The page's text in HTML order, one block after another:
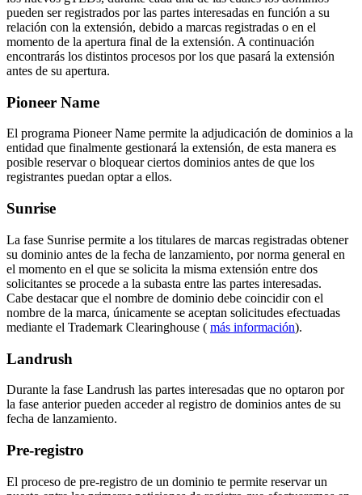
pueden ser registrados por las partes interesadas en función a su
relación con la extensión, debido a marcas registradas o en el
momento de la apertura final de la extensión. A continuación
encontrarás los distintos procesos por los que pasará la extensión
antes de su apertura.
Pioneer Name
El programa Pioneer Name permite la adjudicación de dominios a la
entidad que finalmente gestionará la extensión, de esta manera es
posible reservar o bloquear ciertos dominios antes de que los
registrantes puedan optar a ellos.
Sunrise
La fase Sunrise permite a los titulares de marcas registradas obtener
su dominio antes de la fecha de lanzamiento, por norma general en
el momento en el que se solicita la misma extensión entre dos
solicitantes se procede a la subasta entre las partes interesadas.
Cabe destacar que el nombre de dominio debe coincidir con el
nombre de la marca, únicamente se aceptan solicitudes efectuadas
mediante el Trademark Clearinghouse ( más información).
Landrush
Durante la fase Landrush las partes interesadas que no optaron por
la fase anterior pueden acceder al registro de dominios antes de su
fecha de lanzamiento.
Pre-registro
El proceso de pre-registro de un dominio te permite reservar un